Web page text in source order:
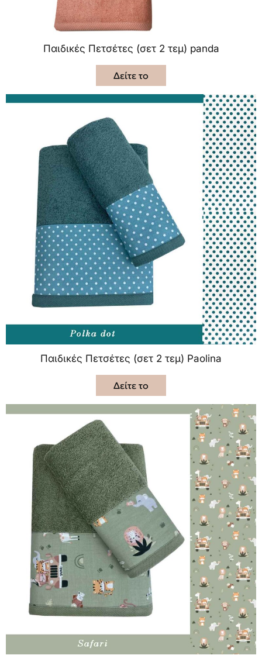
Παιδικές Πετσέτες (σετ 2 τεμ) panda
Δείτε το
Παιδικές Πετσέτες (σετ 2 τεμ) Paolina
Δείτε το